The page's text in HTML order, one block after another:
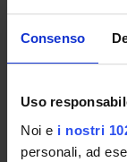
Consenso
Uso
Noi e i nostri
personali, ad
Insegnamenti
Bacheca avvisi
Organi collegiali